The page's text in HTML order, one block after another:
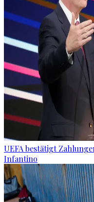
UEFA bestätigt
Infantino